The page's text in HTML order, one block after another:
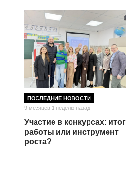
ПОСЛЕДНИЕ НОВОСТИ
9 месяцев 1 неделю назад
Участие в конкурсах: итог
работы или инструмент
роста?